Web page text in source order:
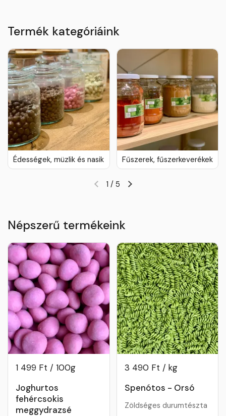
Termék kategóriáink
Édességek, müzlik és nasik Fűszerek, fűszerkeverékek
1 / 5
Népszerű termékeink
1 499 Ft / 100g
Joghurtos
fehércsokis
meggydrazsé
3 490 Ft / kg
Spenótos - Orsó
Zöldséges durumtészta